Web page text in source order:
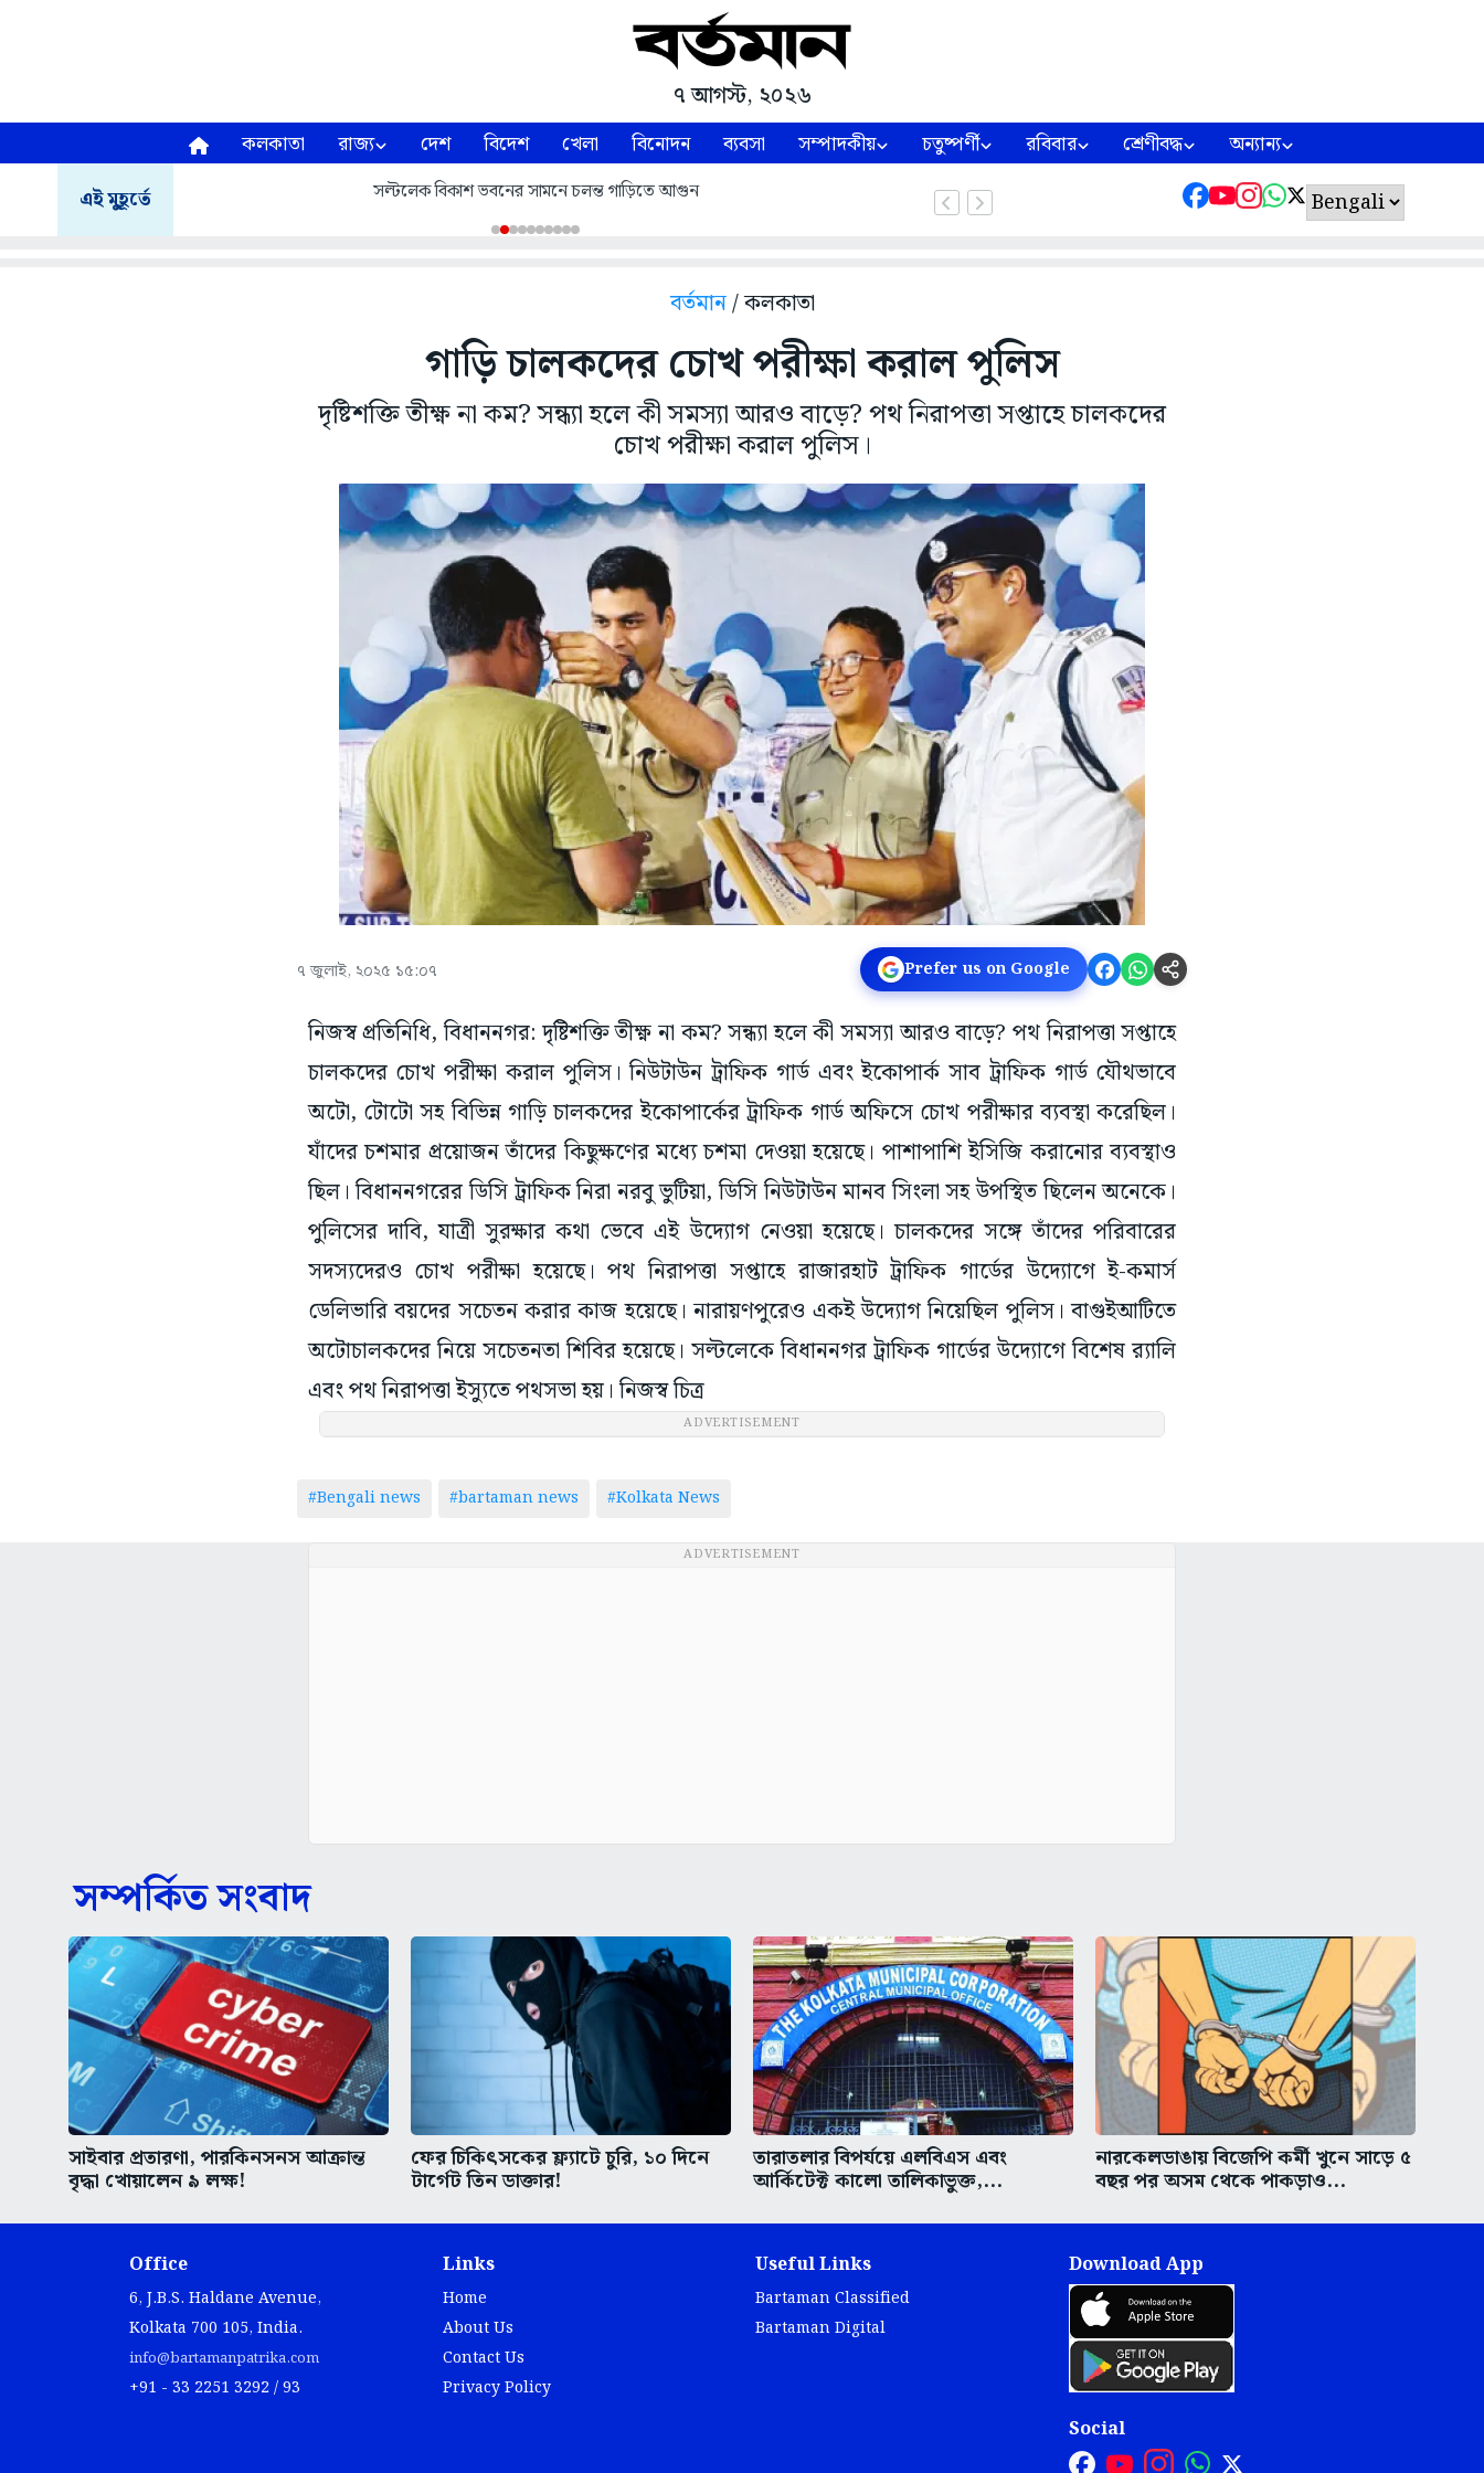
৭ আগস্ট, ২০২৬
কলকাতা রাজ্য দেশ বিদেশ খেলা বিনোদন ব্যবসা সম্পাদকীয় চতুষ্পর্ণী রবিবার শ্রেণীবদ্ধ অন্যান্য
এই মুহূর্তে সল্টলেক বিকাশ ভবনের সামনে চলন্ত গাড়িতে আগুন
বর্তমান/ কলকাতা
গাড়ি চালকদের চোখ পরীক্ষা করাল পুলিস
দৃষ্টিশক্তি তীক্ষ্ণ না কম? সন্ধ্যা হলে কী সমস্যা আরও বাড়ে? পথ নিরাপত্তা সপ্তাহে চালকদের
চোখ পরীক্ষা করাল পুলিস।
৭ জুলাই, ২০২৫ ১৫:০৭ Prefer us on Google
নিজস্ব প্রতিনিধি, বিধাননগর: দৃষ্টিশক্তি তীক্ষ্ণ না কম? সন্ধ্যা হলে কী সমস্যা আরও বাড়ে? পথ নিরাপত্তা সপ্তাহে
চালকদের চোখ পরীক্ষা করাল পুলিস। নিউটাউন ট্রাফিক গার্ড এবং ইকোপার্ক সাব ট্রাফিক গার্ড যৌথভাবে
অটো, টোটো সহ বিভিন্ন গাড়ি চালকদের ইকোপার্কের ট্রাফিক গার্ড অফিসে চোখ পরীক্ষার ব্যবস্থা করেছিল।
যাঁদের চশমার প্রয়োজন তাঁদের কিছুক্ষণের মধ্যে চশমা দেওয়া হয়েছে। পাশাপাশি ইসিজি করানোর ব্যবস্থাও
ছিল। বিধাননগরের ডিসি ট্রাফিক নিরা নরবু ভুটিয়া, ডিসি নিউটাউন মানব সিংলা সহ উপস্থিত ছিলেন অনেকে।
পুলিসের দাবি, যাত্রী সুরক্ষার কথা ভেবে এই উদ্যোগ নেওয়া হয়েছে। চালকদের সঙ্গে তাঁদের পরিবারের
সদস্যদেরও চোখ পরীক্ষা হয়েছে। পথ নিরাপত্তা সপ্তাহে রাজারহাট ট্রাফিক গার্ডের উদ্যোগে ই-কমার্স
ডেলিভারি বয়দের সচেতন করার কাজ হয়েছে। নারায়ণপুরেও একই উদ্যোগ নিয়েছিল পুলিস। বাগুইআটিতে
অটোচালকদের নিয়ে সচেতনতা শিবির হয়েছে। সল্টলেকে বিধাননগর ট্রাফিক গার্ডের উদ্যোগে বিশেষ র‌্যালি
এবং পথ নিরাপত্তা ইস্যুতে পথসভা হয়। নিজস্ব চিত্র
ADVERTISEMENT
#Bengali news #bartaman news #Kolkata News
ADVERTISEMENT
সম্পর্কিত সংবাদ
সাইবার প্রতারণা, পারকিনসনস আক্রান্ত
বৃদ্ধা খোয়ালেন ৯ লক্ষ!
ফের চিকিৎসকের ফ্ল্যাটে চুরি, ১০ দিনে
টার্গেট তিন ডাক্তার!
তারাতলার বিপর্যয়ে এলবিএস এবং
আর্কিটেক্ট কালো তালিকাভুক্ত,...
নারকেলডাঙায় বিজেপি কর্মী খুনে সাড়ে ৫
বছর পর অসম থেকে পাকড়াও...
Office
6, J.B.S. Haldane Avenue,
Kolkata 700 105, India.
info@bartamanpatrika.com
+91 - 33 2251 3292 / 93
Links
Home
About Us
Contact Us
Privacy Policy
Useful Links
Bartaman Classified
Bartaman Digital
Download App
Social